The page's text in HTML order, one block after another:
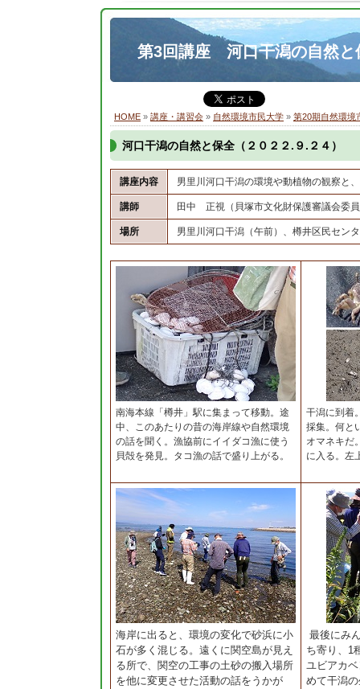
第3回講座 河口干潟の自然と
HOME » 講座・講習会 » 自然環境市民大学 » 第20期自然環境
河口干潟の自然と保全（２０２２.９.２４）
講座内容 男里川河口干潟の環境や動植物の観察と
講師 田中 正視（貝塚市文化財保護審議会委
場所 男里川河口干潟（午前）、樽井区民セン
南海本線「樽井」駅に集まって移動。途
中、このあたりの昔の海岸線や自然環境
の話を聞く。漁協前にイイダコ漁に使う
貝殻を発見。タコ漁の話で盛り上がる。
干潟に到着
採集。何と
オマネキだ
に入る。
海岸に出ると、環境の変化で砂浜に小
石が多く混じる。遠くに関空島が見え
る所で、関空の工事の土砂の搬入場所
を他に変更させた活動の話をうかが
最後にみ
ち寄り、1
ユビアカ
めて干潟